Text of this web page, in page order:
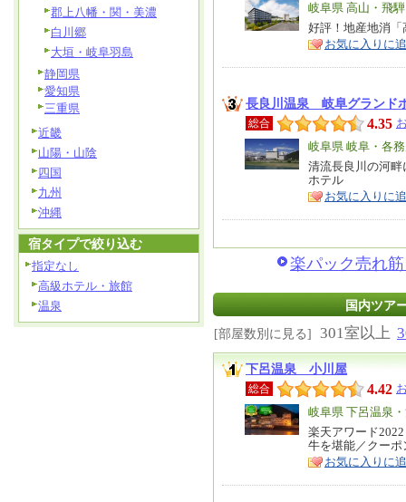
エ
リ
ア
岐阜県 高山・飛騨
特
徴
好評！地産地消
お気に入りに
長良川温泉 岐阜グランド
総合 4.35
エ
リ
ア
岐阜県 岐阜・各
特
徴
清流長良川の河
ホテル
お気に入りに
楽パック売れ
国内ツア
[部屋数別に見る] 301室以上
下呂温泉 小川屋
総合 4.42
エ
リ
ア
岐阜県 下呂温泉
特
徴
楽天アワード
牛を堪能／クーポ
お気に入りに
郡上八幡・関・美濃
白川郷
大垣・岐阜羽島
静岡県
愛知県
三重県
近畿
山陽・山陰
四国
九州
沖縄
宿タイプで絞り込む
指定なし
高級ホテル・旅館
温泉